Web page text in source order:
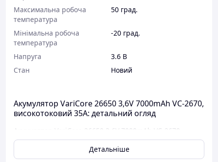
Максимальна робоча
температура
50 град.
Мінімальна робоча
температура
-20 град.
Напруга
3.6 В
Стан
Новий
Акумулятор VariCore 26650 3,6V 7000mAh VC-2670,
високотоковий 35A: детальний огляд
Акумулятор VariCore 26650 3,6V 7000mAh VC-2670 —
високоякісний елемент живлення для сучасних
пристроїв, який відзначається великою ємністю,
надійною продуктивністю та тривалим терміном
Детальніше